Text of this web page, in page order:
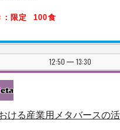
：限定 100食
12:50 | 13:30
ける産業用メタバースの